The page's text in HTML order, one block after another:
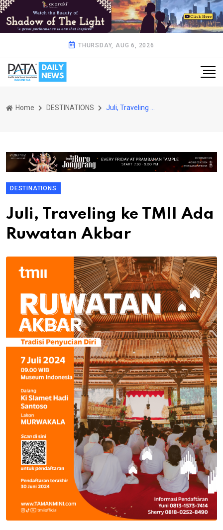
THURSDAY, AUG 6, 2026
Home DESTINATIONS Juli, Traveling ke TMII Ada Ruwatan Akbar
DESTINATIONS
Juli, Traveling ke TMII Ada
Ruwatan Akbar